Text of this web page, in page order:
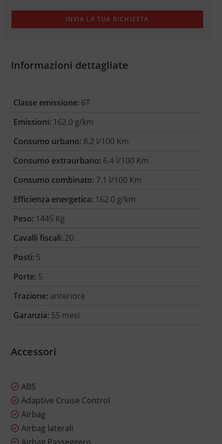
Informazioni dettagliate
Classe emissione: 6T
Emissioni: 162.0 g/km
Consumo urbano: 8.2 l/100 Km
Consumo extraurbano: 6.4 l/100 Km
Consumo combinato: 7.1 l/100 Km
Efficienza energetica: 162.0 g/km
Peso: 1445 Kg
Cavalli fiscali: 20
Posti: 5
Porte: 5
Trazione: anteriore
Garanzia: 55 mesi
Accessori
ABS
Adaptive Cruise Control
Airbag
Airbag laterali